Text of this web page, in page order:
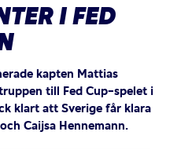
I FED
kapten Mattias
till Fed Cup-spelet i
klart att Sverige får klara
Caijsa Hennemann.